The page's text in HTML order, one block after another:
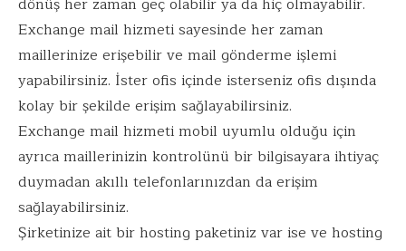
Exchange mail hizmeti sayesinde her zaman
maillerinize erişebilir ve mail gönderme işlemi
yapabilirsiniz. İster ofis içinde isterseniz ofis dışında
kolay bir şekilde erişim sağlayabilirsiniz.
Exchange mail hizmeti mobil uyumlu olduğu için
ayrıca maillerinizin kontrolünü bir bilgisayara ihtiyaç
duymadan akıllı telefonlarınızdan da erişim
sağlayabilirsiniz.
Şirketinize ait bir hosting paketiniz var ise ve hosting